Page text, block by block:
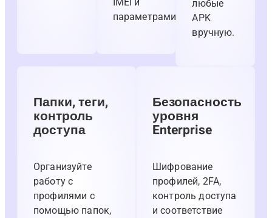
параметрами.
любые
APK
вручную.
Папки, теги,
контроль
доступа
Организуйте
работу с
профилями с
помощью папок,
Безопасность
уровня
Enterprise
Шифрование
профилей, 2FA,
контроль доступа
и соответствие